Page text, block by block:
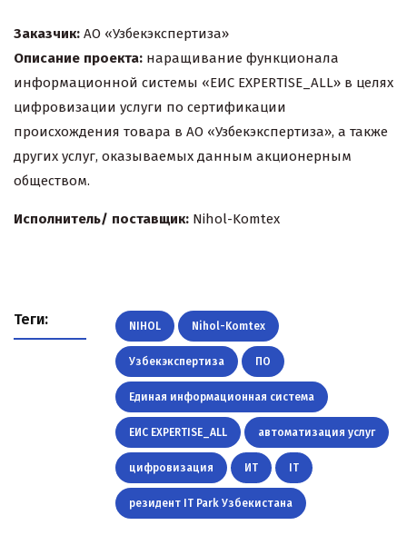
Заказчик: АО «Узбекэкспертиза»
Описание проекта: наращивание функционала
информационной системы «ЕИС EXPERTISE_ALL» в целях
цифровизации услуги по сертификации
происхождения товара в АО «Узбекэкспертиза», а также
других услуг, оказываемых данным акционерным
обществом.
Исполнитель/ поставщик: Nihol-Komtex
Теги: NIHOL Nihol-Komtex
Узбекэкспертиза ПО
Единая информационная система
ЕИС EXPERTISE_ALL автоматизация услуг
цифровизация ИТ IT
резидент IT Park Узбекистана